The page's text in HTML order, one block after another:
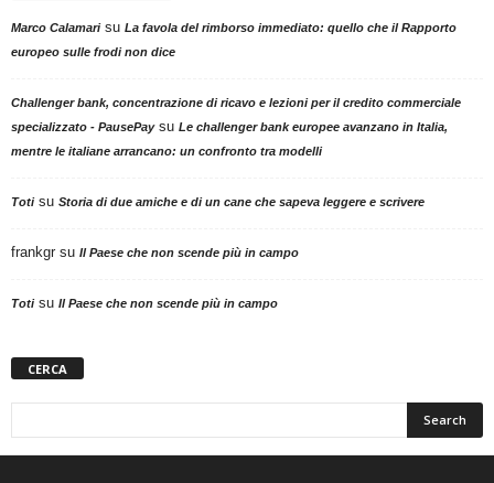
Marco Calamarisu La favola del rimborso immediato: quello che il Rapporto
europeo sulle frodi non dice
Challenger bank, concentrazione di ricavo e lezioni per il credito commerciale
specializzato - PausePaysu Le challenger bank europee avanzano in Italia,
mentre le italiane arrancano: un confronto tra modelli
Totisu Storia di due amiche e di un cane che sapeva leggere e scrivere
frankgr su Il Paese che non scende più in campo
Totisu Il Paese che non scende più in campo
CERCA